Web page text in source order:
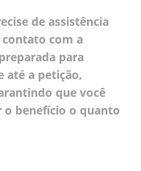
de assistência
contato com a
para
até a petição,
que você
o benefício o quanto